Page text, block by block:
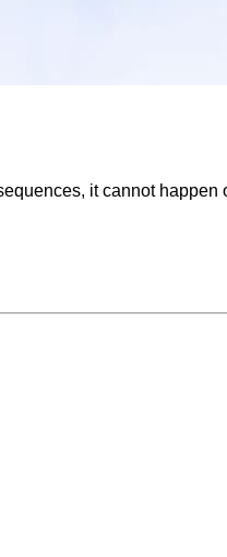
it cannot happen